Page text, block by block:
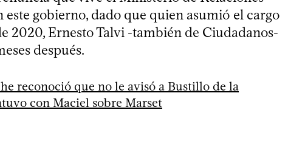
gobierno, dado que quien asumió el cargo
2020, Ernesto Talvi -también de Ciudadanos-
después.
reconoció que no le avisó a Bustillo de la
con Maciel sobre Marset